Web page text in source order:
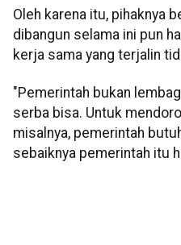
Oleh karena itu, pihaknya
dibangun selama ini pun
kerja sama yang terjalin
"Pemerintah bukan
serba bisa. Untuk
misalnya, pemerintah
sebaiknya pemerintah itu